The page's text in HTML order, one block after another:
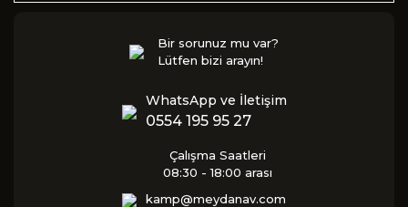
Bir sorunuz mu var?
Lütfen bizi arayın!
WhatsApp ve İletişim
0554 195 95 27
Çalışma Saatleri
08:30 - 18:00 arası
kamp@meydanav.com